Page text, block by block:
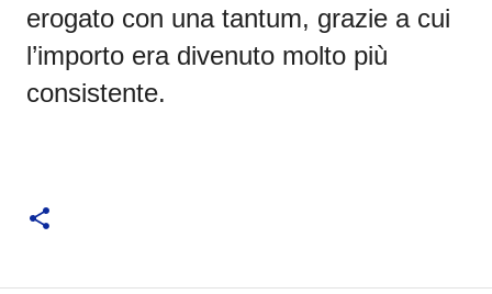
erogato con una tantum, grazie a cui
l’importo era divenuto molto più
consistente.